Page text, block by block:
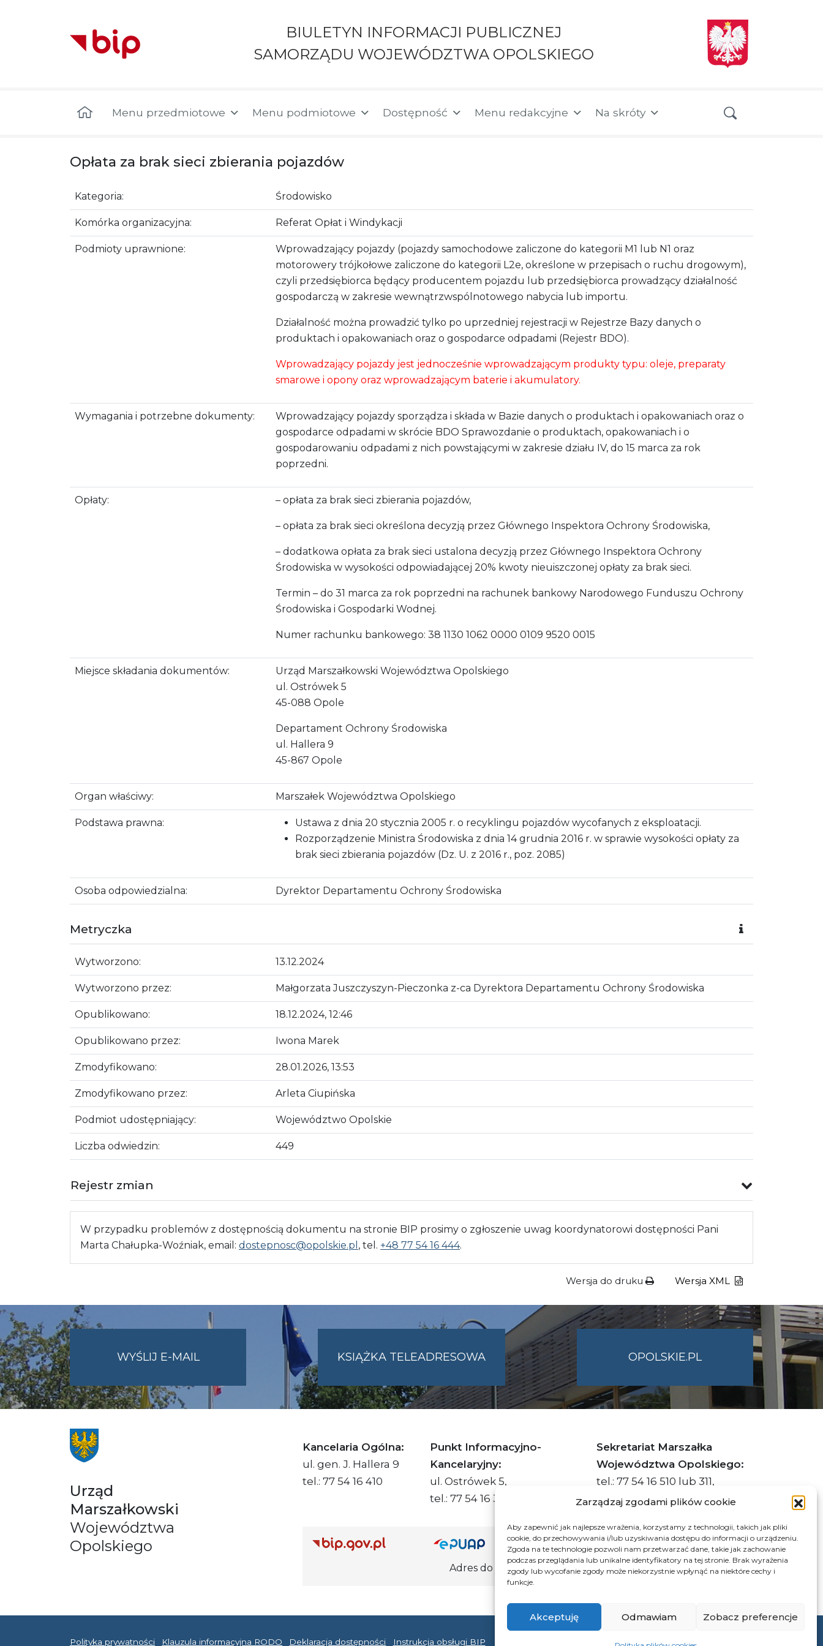
Zarządzaj zgodami plików cookie
Aby zapewnić jak najlepsze wrażenia, korzystamy z technologii, takich jak pliki
cookie, do przechowywania i/lub uzyskiwania dostępu do informacji o urządzeniu.
Zgoda na te technologie pozwoli nam przetwarzać dane, takie jak zachowanie
podczas przeglądania lub unikalne identyfikatory na tej stronie. Brak wyrażenia
zgody lub wycofanie zgody może niekorzystnie wpłynąć na niektóre cechy i
funkcje.
Akceptuję Odmawiam Zobacz preferencje
BIULETYN INFORMACJI PUBLICZNEJ
SAMORZĄDU WOJEWÓDZTWA OPOLSKIEGO
Menu przedmiotowe Menu podmiotowe Dostępność Menu redakcyjne Na skróty
Opłata za brak sieci zbierania pojazdów
Kategoria: Środowisko
Komórka organizacyjna: Referat Opłat i Windykacji
Podmioty uprawnione:
Wprowadzający pojazdy (pojazdy samochodowe zaliczone do kategorii M1 lub N1 oraz
motorowery trójkołowe zaliczone do kategorii L2e, określone w przepisach o ruchu drogowym),
czyli przedsiębiorca będący producentem pojazdu lub przedsiębiorca prowadzący działalność
gospodarczą w zakresie wewnątrzwspólnotowego nabycia lub importu.
Działalność można prowadzić tylko po uprzedniej rejestracji w Rejestrze Bazy danych o
produktach i opakowaniach oraz o gospodarce odpadami (Rejestr BDO).
Wprowadzający pojazdy jest jednocześnie wprowadzającym produkty typu: oleje, preparaty
smarowe i opony oraz wprowadzającym baterie i akumulatory.
Wymagania i potrzebne dokumenty:
Wprowadzający pojazdy sporządza i składa w Bazie danych o produktach i opakowaniach oraz o
gospodarce odpadami w skrócie BDO Sprawozdanie o produktach, opakowaniach i o
gospodarowaniu odpadami z nich powstającymi w zakresie działu IV, do 15 marca za rok
poprzedni.
Opłaty: – opłata za brak sieci zbierania pojazdów,
– opłata za brak sieci określona decyzją przez Głównego Inspektora Ochrony Środowiska,
– dodatkowa opłata za brak sieci ustalona decyzją przez Głównego Inspektora Ochrony
Środowiska w wysokości odpowiadającej 20% kwoty nieuiszczonej opłaty za brak sieci.
Termin – do 31 marca za rok poprzedni na rachunek bankowy Narodowego Funduszu Ochrony
Środowiska i Gospodarki Wodnej.
Numer rachunku bankowego: 38 1130 1062 0000 0109 9520 0015
Miejsce składania dokumentów:
Urząd Marszałkowski Województwa Opolskiego
ul. Ostrówek 5
45-088 Opole
Departament Ochrony Środowiska
ul. Hallera 9
45-867 Opole
Organ właściwy: Marszałek Województwa Opolskiego
Podstawa prawna:
Ustawa z dnia 20 stycznia 2005 r. o recyklingu pojazdów wycofanych z eksploatacji.
Rozporządzenie Ministra Środowiska z dnia 14 grudnia 2016 r. w sprawie wysokości opłaty za
brak sieci zbierania pojazdów (Dz. U. z 2016 r., poz. 2085)
Osoba odpowiedzialna: Dyrektor Departamentu Ochrony Środowiska
Metryczka
Wytworzono: 13.12.2024
Wytworzono przez: Małgorzata Juszczyszyn-Pieczonka z-ca Dyrektora Departamentu Ochrony Środowiska
Opublikowano: 18.12.2024, 12:46
Opublikowano przez: Iwona Marek
Zmodyfikowano: 28.01.2026, 13:53
Zmodyfikowano przez: Arleta Ciupińska
Podmiot udostępniający: Województwo Opolskie
Liczba odwiedzin: 449
Rejestr zmian
W przypadku problemów z dostępnością dokumentu na stronie BIP prosimy o zgłoszenie uwag koordynatorowi dostępności Pani
Marta Chałupka-Woźniak, email: dostepnosc@opolskie.pl , tel. +48 77 54 16 444.
Wersja do druku Wersja XML
WYŚLIJ E-MAILNA
UMWO@OPOLSKIE.PL
KSIĄŻKA TELEADRESOWA OPOLSKIE.PL
Urząd
Marszałkowski
Województwa
Opolskiego
Kancelaria Ogólna:
ul. gen. J. Hallera 9
tel.: 77 54 16 410
Punkt Informacyjno-
Kancelaryjny:
ul. Ostrówek 5,
tel.: 77 54 16 332
Sekretariat Marszałka
Województwa Opolskiego:
tel.: 77 54 16 510 lub 311,
faks: 77 54 16 512
Adres ePUAP Urzędu: /q877fxtk55/SkrytkaESP
Adres do e-Doręczeń Urzędu: AE:PL-66703-73759-IGTUV-14
Polityka prywatności Klauzula informacyjna RODO Deklaracja dostępności Instrukcja obsługi BIP © 2026 Samorząd Województwa Opolskiego